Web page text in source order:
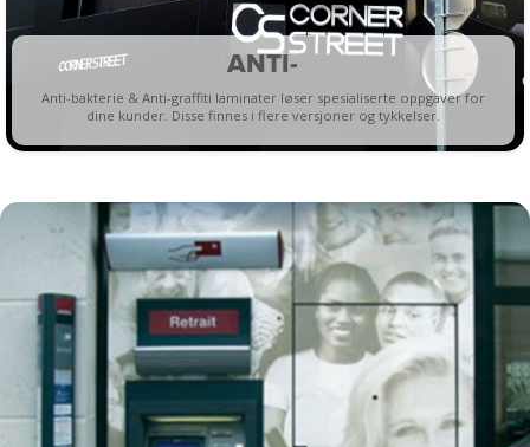
ANTI-
Anti-bakterie & Anti-graffiti laminater løser spesialiserte oppgaver for
dine kunder. Disse finnes i flere versjoner og tykkelser.